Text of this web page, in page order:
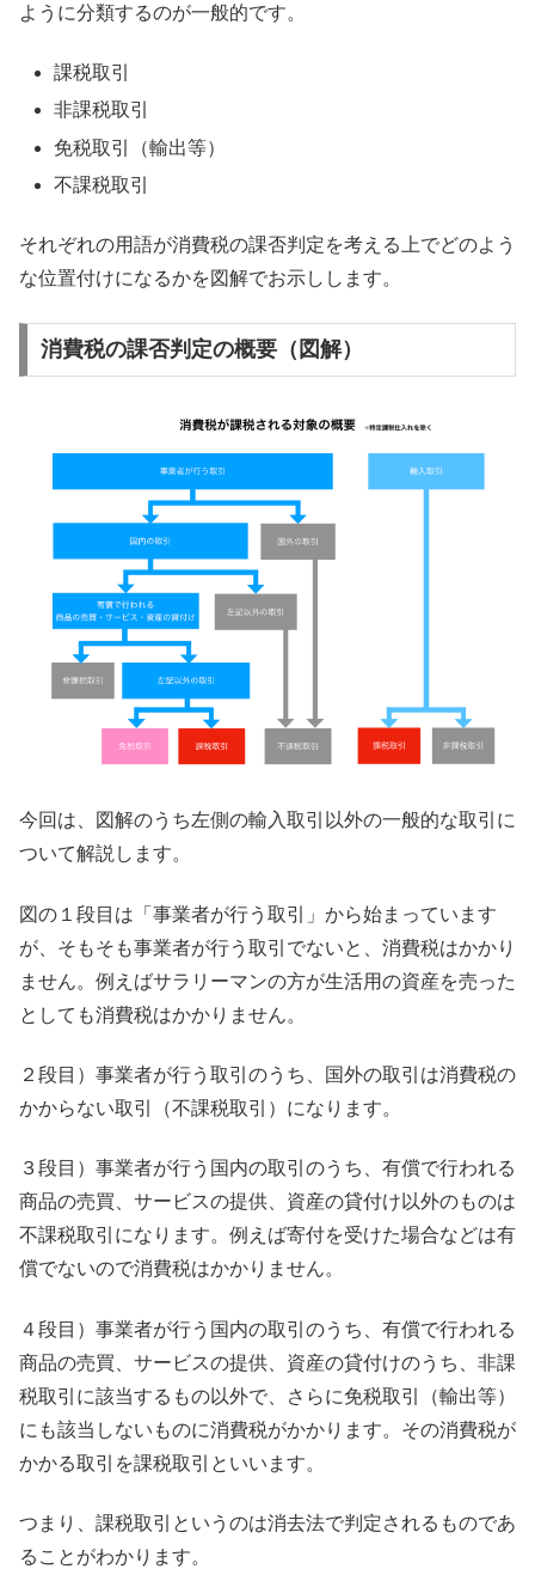
ように分類するのが一般的です。
課税取引
非課税取引
免税取引（輸出等）
不課税取引
それぞれの用語が消費税の課否判定を考える上でどのよう
な位置付けになるかを図解でお示しします。
消費税の課否判定の概要（図解）
今回は、図解のうち左側の輸入取引以外の一般的な取引に
ついて解説します。
図の１段目は「事業者が行う取引」から始まっています
が、そもそも事業者が行う取引でないと、消費税はかかり
ません。例えばサラリーマンの方が生活用の資産を売った
としても消費税はかかりません。
２段目）事業者が行う取引のうち、国外の取引は消費税の
かからない取引（不課税取引）になります。
３段目）事業者が行う国内の取引のうち、有償で行われる
商品の売買、サービスの提供、資産の貸付け以外のものは
不課税取引になります。例えば寄付を受けた場合などは有
償でないので消費税はかかりません。
４段目）事業者が行う国内の取引のうち、有償で行われる
商品の売買、サービスの提供、資産の貸付けのうち、非課
税取引に該当するもの以外で、さらに免税取引（輸出等）
にも該当しないものに消費税がかかります。その消費税が
かかる取引を課税取引といいます。
つまり、課税取引というのは消去法で判定されるものであ
ることがわかります。